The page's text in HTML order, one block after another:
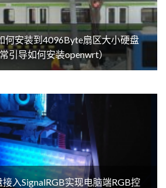
何安装到4096Byte扇区大小硬盘
引导如何安装openwrt）
入SignalRGB实现电脑端RGB控